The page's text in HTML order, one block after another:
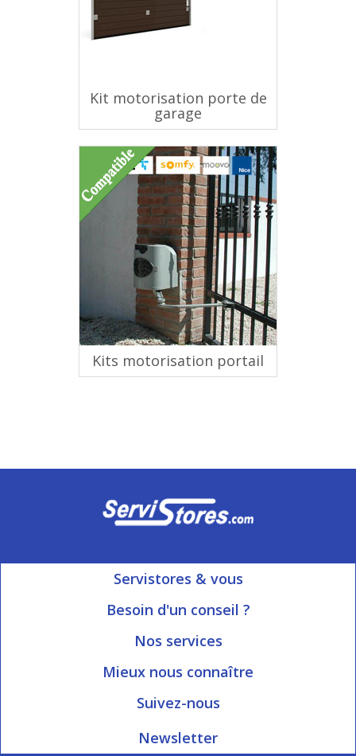
Kit motorisation porte de
garage
Kits motorisation portail
Servistores & vous
Mon compte
Besoin d'un conseil ?
Ouvert du Lundi au Vendredi
Nos services
Informations livraison
Blog Servistores
Plan du site
Index articles
Mieux nous connaître
Qui sommes-nous?
Engagé avec vous
Suivez-nous
Newsletter